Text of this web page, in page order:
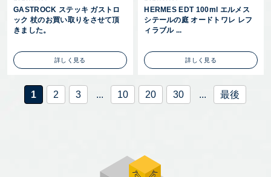
GASTROCK ステッキ ガストロ
ック 杖のお買い取りをさせて頂
きました。
詳しく見る
HERMES EDT 100ml エルメス
シテールの庭 オードトワレ レフ
ィラブル ...
詳しく見る
1 2 3 ... 10 20 30 ... 最後